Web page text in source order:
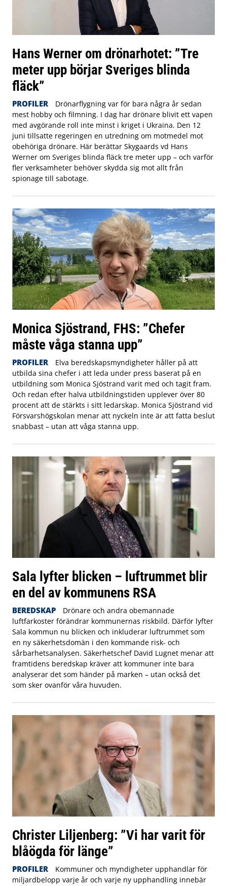
Hans Werner om drönarhotet: ”Tre
meter upp börjar Sveriges blinda
fläck”
PROFILER
Drönarflygning var för bara några år sedan
mest hobby och filmning. I dag har drönare blivit ett vapen
med avgörande roll inte minst i kriget i Ukraina. Den 12
juni tillsatte regeringen en utredning om motmedel mot
obehöriga drönare. Här berättar Skygaards vd Hans
Werner om Sveriges blinda fläck tre meter upp – och varför
fler verksamheter behöver skydda sig mot allt från
spionage till sabotage.
Monica Sjöstrand, FHS: ”Chefer
måste våga stanna upp”
PROFILER
Elva beredskapsmyndigheter håller på att
utbilda sina chefer i att leda under press baserat på en
utbildning som Monica Sjöstrand varit med och tagit fram.
Och redan efter halva utbildningstiden upplever över 80
procent att de stärkts i sitt ledarskap. Monica Sjöstrand vid
Försvarshögskolan menar att nyckeln inte är att fatta beslut
snabbast – utan att våga stanna upp.
Sala lyfter blicken – luftrummet blir
en del av kommunens RSA
BEREDSKAP
Drönare och andra obemannade
luftfarkoster förändrar kommunernas riskbild. Därför lyfter
Sala kommun nu blicken och inkluderar luftrummet som
en ny säkerhetsdomän i den kommande risk- och
sårbarhetsanalysen. Säkerhetschef David Lugnet menar att
framtidens beredskap kräver att kommuner inte bara
analyserar det som händer på marken – utan också det
som sker ovanför våra huvuden.
Christer Liljenberg: ”Vi har varit för
blåögda för länge”
PROFILER
Kommuner och myndigheter upphandlar för
miljardbelopp varje år och varje ny upphandling innebär